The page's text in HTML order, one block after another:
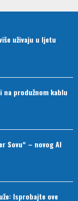
uživaju u ljetu
na produžnom kablu
Sovu“ – novog AI
Isprobajte ove